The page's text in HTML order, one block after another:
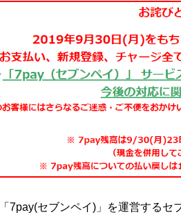
7pay(セブンペイ)」を運営する